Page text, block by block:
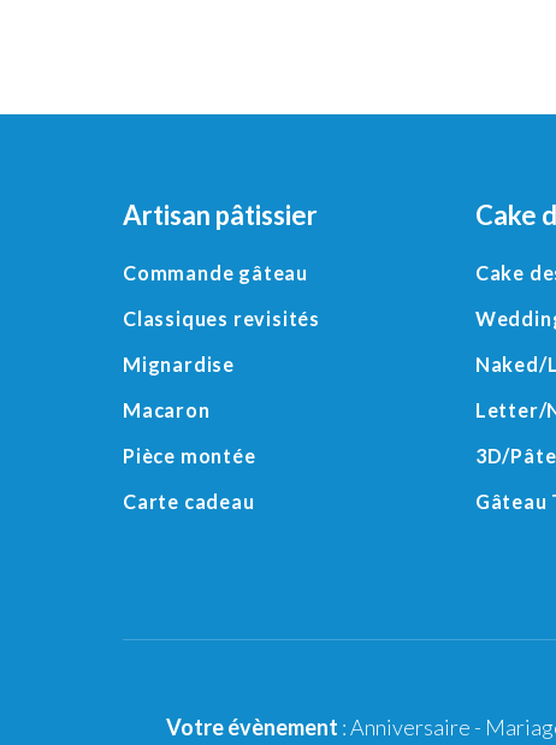
Artisan pâtissier
Commande gâteau
Classiques revisités
Mignardise
Macaron
Pièce montée
Carte cadeau
Cake
Cake
Naked/
Letter/
3D/
Gâteau
Votre évènement :Anniversaire -